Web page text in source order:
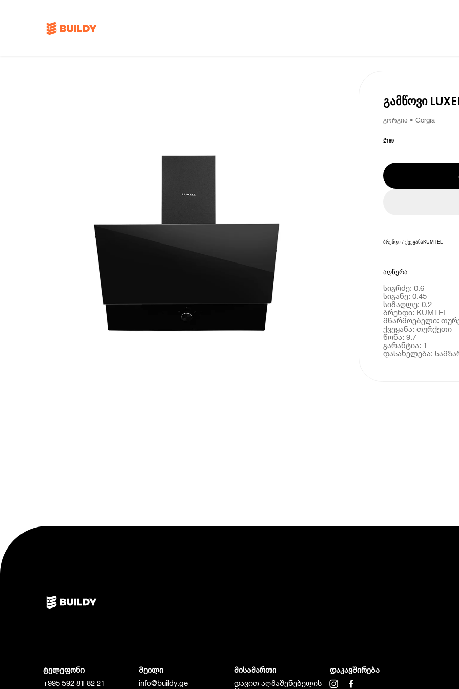
გამწოვი
გორგია • Gorgia
₾189
ბრენდი / ქვეყანაKUMTEL
აღწერა
სიგრძე: 0.6
სიგანე: 0.45
სიმაღლე: 0.2
ბრენდი: KUMTEL
მწარმოებელი:
ქვეყანა: თურქეთი
წონა: 9.7
გარანტია: 1
ტელეფონი
+995 592 81 82 21
მეილი
info@buildy.ge
მისამართი
დავით აღმაშენებელის
დაკავშირება